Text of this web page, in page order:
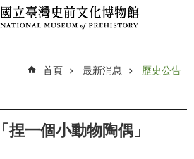
首頁 最新消息 歷史公告
捏一個小動物陶偶」